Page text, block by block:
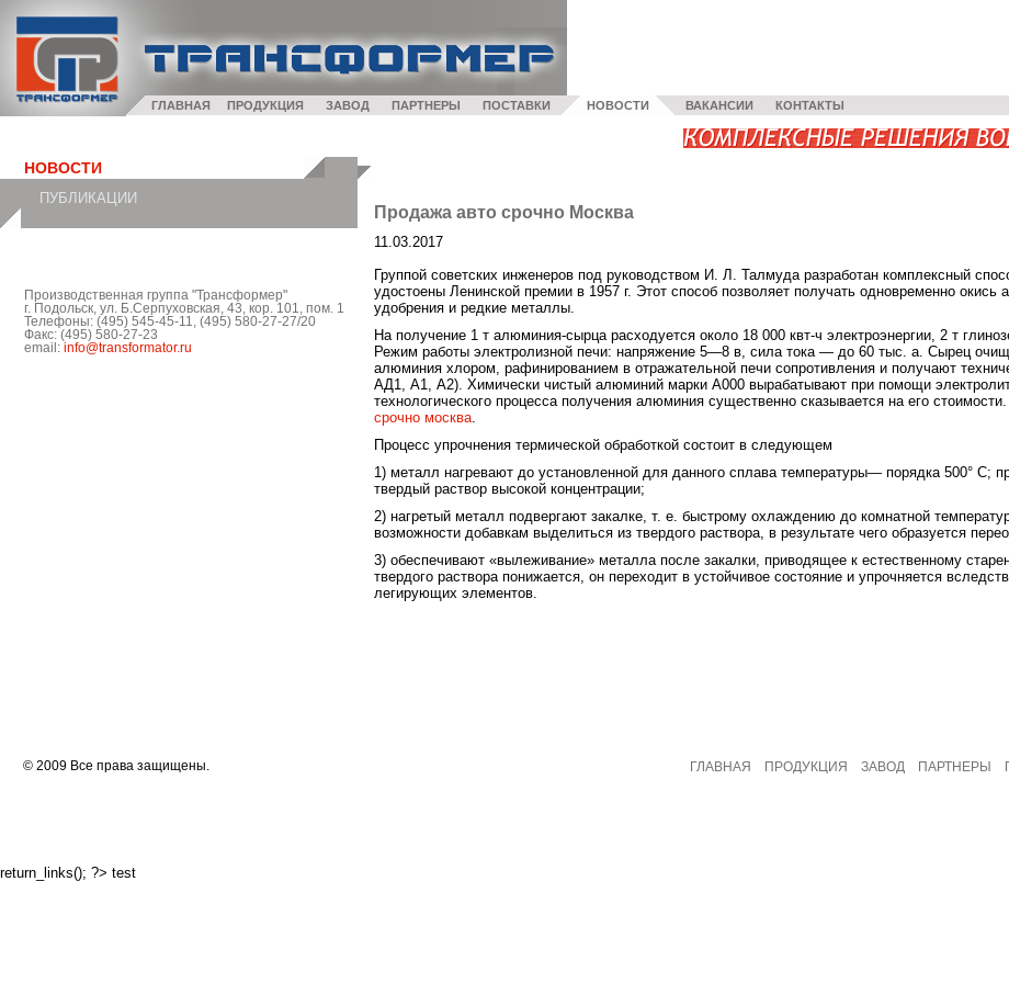
ГЛАВНАЯ ПРОДУКЦИЯ ЗАВОД ПАРТНЕРЫ ПОСТАВКИ НОВОСТИ ВАКАНСИИ КОНТАКТЫ
НОВОСТИ
ПУБЛИКАЦИИ
Производственная группа "Трансформер"
г. Подольск, ул. Б.Серпуховская, 43, кор. 101, пом. 1
Телефоны: (495) 545-45-11, (495) 580-27-27/20
Факс: (495) 580-27-23
email: info@transformator.ru
Продажа авто срочно Москва
11.03.2017
Группой советских инженеров под руководством И. Л. Талмуда разработан комплексный
удостоены Ленинской премии в 1957 г. Этот способ позволяет получать одновременно
удобрения и редкие металлы.
На получение 1 т алюминия-сырца расходуется около 18 000 квт-ч электроэнергии, 2 т
Режим работы электролизной печи: напряжение 5—8 в, сила тока — до 60 тыс. а. Сырец
алюминия хлором, рафинированием в отражательной печи сопротивления и получают
АД1, А1, А2). Химически чистый алюминий марки А000 вырабатывают при помощи
технологического процесса получения алюминия существенно сказывается на его
срочно москва.
Процесс упрочнения термической обработкой состоит в следующем
1) металл нагревают до установленной для данного сплава температуры— порядка 500° С;
твердый раствор высокой концентрации;
2) нагретый металл подвергают закалке, т. е. быстрому охлаждению до комнатной
возможности добавкам выделиться из твердого раствора, в результате чего образуется
3) обеспечивают «вылеживание» металла после закалки, приводящее к естественному
твердого раствора понижается, он переходит в устойчивое состояние и упрочняется
легирующих элементов.
© 2009 Все права защищены. ГЛАВНАЯ ПРОДУКЦИЯ ЗАВОД ПАРТНЕРЫ
return_links(); ?> test